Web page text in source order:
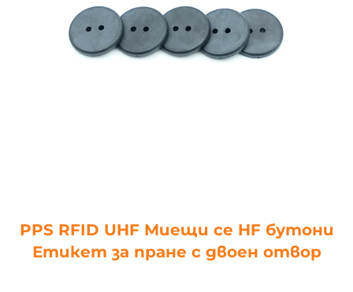
PPS RFID UHF Миещи се HF бутони
Етикет за пране с двоен отвор